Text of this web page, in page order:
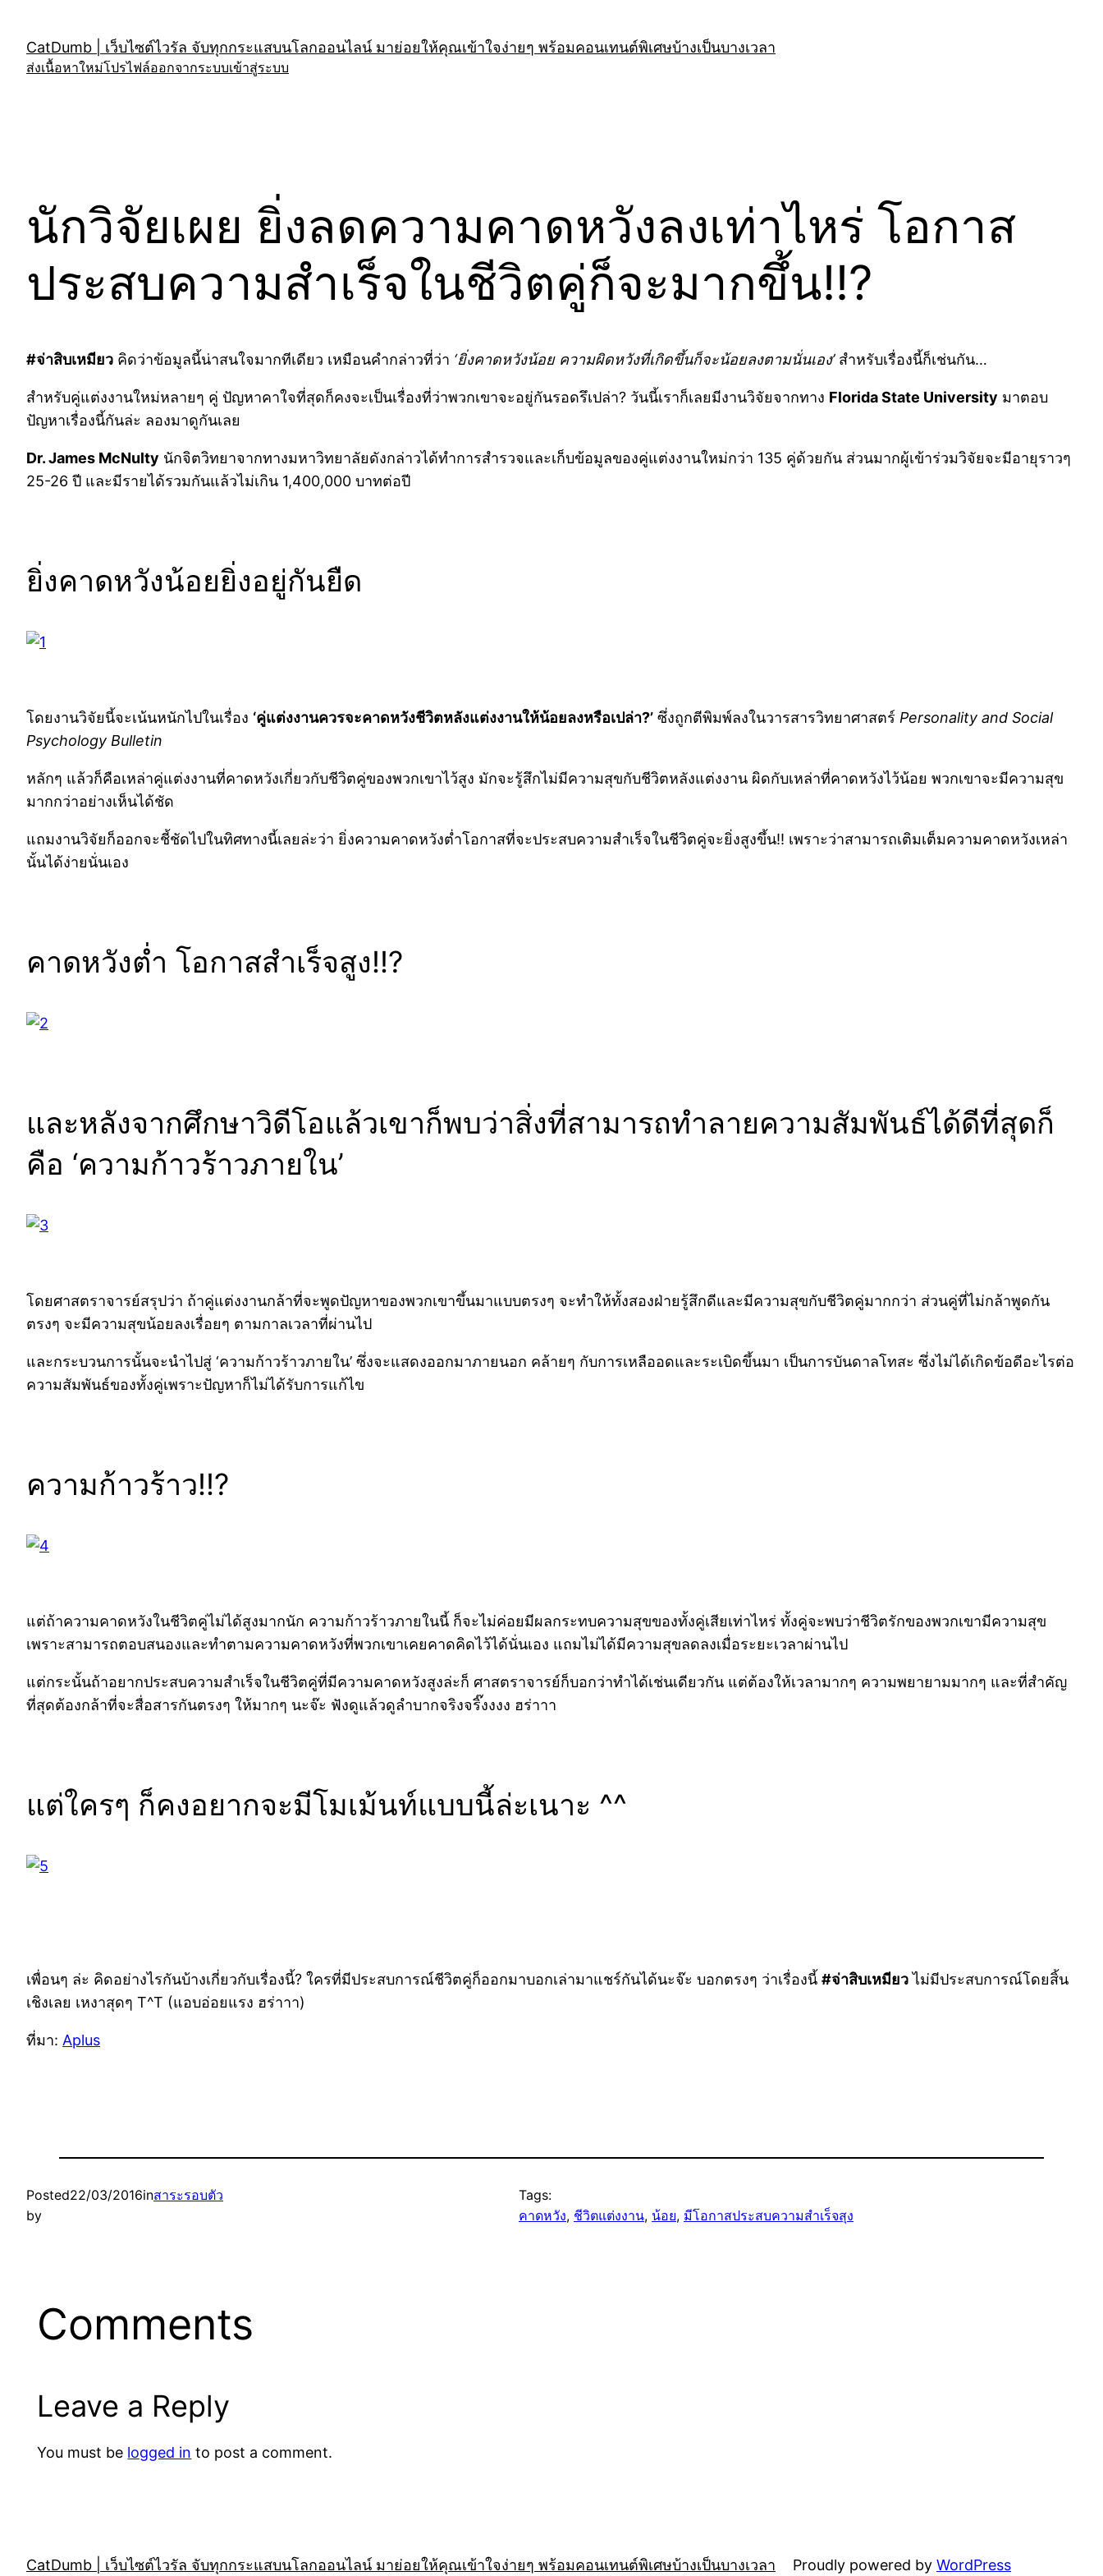
content
CatDumb | เว็บไซต์ไวรัล จับทุกกระแสบนโลกออนไลน์ มาย่อยให้คุณเข้าใจง่ายๆ พร้อมคอนเทนต์พิเศษบ้างเป็นบางเวลา
ส่งเนื้อหาใหม่โปรไฟล์ออกจากระบบเข้าสู่ระบบ
นักวิจัยเผย ยิ่งลดความคาดหวังลงเท่าไหร่ โอกาส
ประสบความสำเร็จในชีวิตคู่ก็จะมากขึ้น!!?
#จ่าสิบเหมียว คิดว่าข้อมูลนี้น่าสนใจมากทีเดียว เหมือนคำกล่าวที่ว่า ‘ยิ่งคาดหวังน้อย ความผิดหวังที่เกิดขึ้นก็จะน้อยลงตามนั่นเอง’สำหรับเรื่องนี้ก็เช่นกัน…
สำหรับคู่แต่งงานใหม่หลายๆ คู่ ปัญหาคาใจที่สุดก็คงจะเป็นเรื่องที่ว่าพวกเขาจะอยู่กันรอดรึเปล่า? วันนี้เราก็เลยมีงานวิจัยจากทาง Florida State University มาตอบ
ปัญหาเรื่องนี้กันล่ะ ลองมาดูกันเลย
Dr. James McNulty นักจิตวิทยาจากทางมหาวิทยาลัยดังกล่าวได้ทำการสำรวจและเก็บข้อมูลของคู่แต่งงานใหม่กว่า 135 คู่ด้วยกัน ส่วนมากผู้เข้าร่วมวิจัยจะมีอายุราวๆ
25-26 ปี และมีรายได้รวมกันแล้วไม่เกิน 1,400,000 บาทต่อปี
ยิ่งคาดหวังน้อยยิ่งอยู่กันยืด
โดยงานวิจัยนี้จะเน้นหนักไปในเรื่อง ‘คู่แต่งงานควรจะคาดหวังชีวิตหลังแต่งงานให้น้อยลงหรือเปล่า?’ ซึ่งถูกตีพิมพ์ลงในวารสารวิทยาศาสตร์ Personality and Social
Psychology Bulletin
หลักๆ แล้วก็คือเหล่าคู่แต่งงานที่คาดหวังเกี่ยวกับชีวิตคู่ของพวกเขาไว้สูง มักจะรู้สึกไม่มีความสุขกับชีวิตหลังแต่งงาน ผิดกับเหล่าที่คาดหวังไว้น้อย พวกเขาจะมีความสุข
มากกว่าอย่างเห็นได้ชัด
แถมงานวิจัยก็ออกจะชี้ชัดไปในทิศทางนี้เลยล่ะว่า ยิ่งความคาดหวังต่ำโอกาสที่จะประสบความสำเร็จในชีวิตคู่จะยิ่งสูงขึ้น!! เพราะว่าสามารถเติมเต็มความคาดหวังเหล่า
นั้นได้ง่ายนั่นเอง
คาดหวังต่ำ โอกาสสำเร็จสูง!!?
และหลังจากศึกษาวิดีโอแล้วเขาก็พบว่าสิ่งที่สามารถทำลายความสัมพันธ์ได้ดีที่สุดก็
คือ ‘ความก้าวร้าวภายใน’
โดยศาสตราจารย์สรุปว่า ถ้าคู่แต่งงานกล้าที่จะพูดปัญหาของพวกเขาขึ้นมาแบบตรงๆ จะทำให้ทั้งสองฝ่ายรู้สึกดีและมีความสุขกับชีวิตคู่มากกว่า ส่วนคู่ที่ไม่กล้าพูดกัน
ตรงๆ จะมีความสุขน้อยลงเรื่อยๆ ตามกาลเวลาที่ผ่านไป
และกระบวนการนั้นจะนำไปสู่ ‘ความก้าวร้าวภายใน’ ซึ่งจะแสดงออกมาภายนอก คล้ายๆ กับการเหลืออดและระเบิดขึ้นมา เป็นการบันดาลโทสะ ซึ่งไม่ได้เกิดข้อดีอะไรต่อ
ความสัมพันธ์ของทั้งคู่เพราะปัญหาก็ไม่ได้รับการแก้ไข
ความก้าวร้าว!!?
แต่ถ้าความคาดหวังในชีวิตคู่ไม่ได้สูงมากนัก ความก้าวร้าวภายในนี้ ก็จะไม่ค่อยมีผลกระทบความสุขของทั้งคู่เสียเท่าไหร่ ทั้งคู่จะพบว่าชีวิตรักของพวกเขามีความสุข
เพราะสามารถตอบสนองและทำตามความคาดหวังที่พวกเขาเคยคาดคิดไว้ได้นั่นเอง แถมไม่ได้มีความสุขลดลงเมื่อระยะเวลาผ่านไป
แต่กระนั้นถ้าอยากประสบความสำเร็จในชีวิตคู่ที่มีความคาดหวังสูงล่ะก็ ศาสตราจารย์ก็บอกว่าทำได้เช่นเดียวกัน แต่ต้องให้เวลามากๆ ความพยายามมากๆ และที่สำคัญ
ที่สุดต้องกล้าที่จะสื่อสารกันตรงๆ ให้มากๆ นะจ๊ะ ฟังดูแล้วดูลำบากจริงจริ๊งงงง ฮร่าาา
แต่ใครๆ ก็คงอยากจะมีโมเม้นท์แบบนี้ล่ะเนาะ ^^
เพื่อนๆ ล่ะ คิดอย่างไรกันบ้างเกี่ยวกับเรื่องนี้? ใครที่มีประสบการณ์ชีวิตคู่ก็ออกมาบอกเล่ามาแชร์กันได้นะจ๊ะ บอกตรงๆ ว่าเรื่องนี้ #จ่าสิบเหมียวไม่มีประสบการณ์โดยสิ้น
เชิงเลย เหงาสุดๆ T^T (แอบอ่อยแรง ฮร่าาา)
ที่มา: Aplus
Posted22/03/2016inสาระรอบตัว
by
Tags:
คาดหวัง, ชีวิตแต่งงาน, น้อย, มีโอกาสประสบความสำเร็จสุง
Comments
Leave a Reply
You must be logged in to post a comment.
CatDumb | เว็บไซต์ไวรัล จับทุกกระแสบนโลกออนไลน์ มาย่อยให้คุณเข้าใจง่ายๆ พร้อมคอนเทนต์พิเศษบ้างเป็นบางเวลา Proudly powered by WordPress